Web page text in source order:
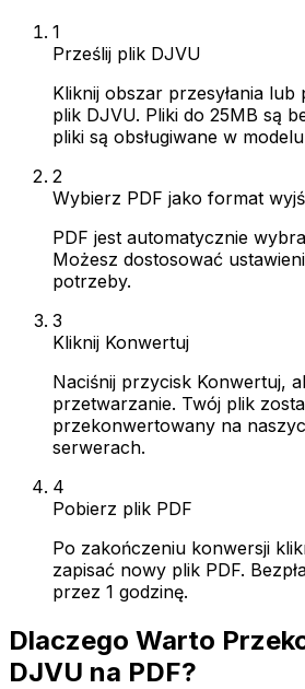
1
Prześlij plik DJVU
Kliknij obszar przesyłania lub
plik DJVU. Pliki do 25MB są
pliki są obsługiwane w
2
Wybierz PDF jako format
PDF jest automatycznie
Możesz dostosować
potrzeby.
3
Kliknij Konwertuj
Naciśnij przycisk Konwertuj,
przetwarzanie. Twój plik
przekonwertowany na
serwerach.
4
Pobierz plik PDF
Po zakończeniu konwersji
zapisać nowy plik PDF.
przez 1 godzinę.
Dlaczego Warto
DJVU na PDF?